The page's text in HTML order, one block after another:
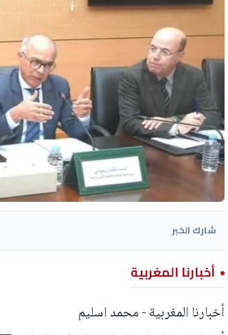
شارك الخبر
أخبارنا المغربية
أخبارنا المغربية - محمد اسليم